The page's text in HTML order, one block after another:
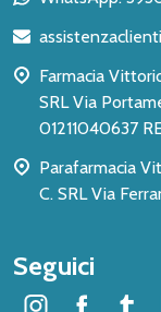
pagina
Farmacia
SRL Via Portamedina 8, 80134 -
01211040637
Parafarmacia
C. SRL Via
Seguici